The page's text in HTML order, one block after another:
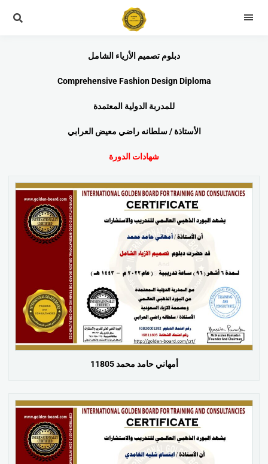
دبلوم تصميم الأزياء الشامل
Comprehensive Fashion Design Diploma
للمدربة الدولية المعتمدة
الأستاذة / سلطانه راضي معيض العرابي
شهادات الدورة
أمهاني حامد محمد 11805